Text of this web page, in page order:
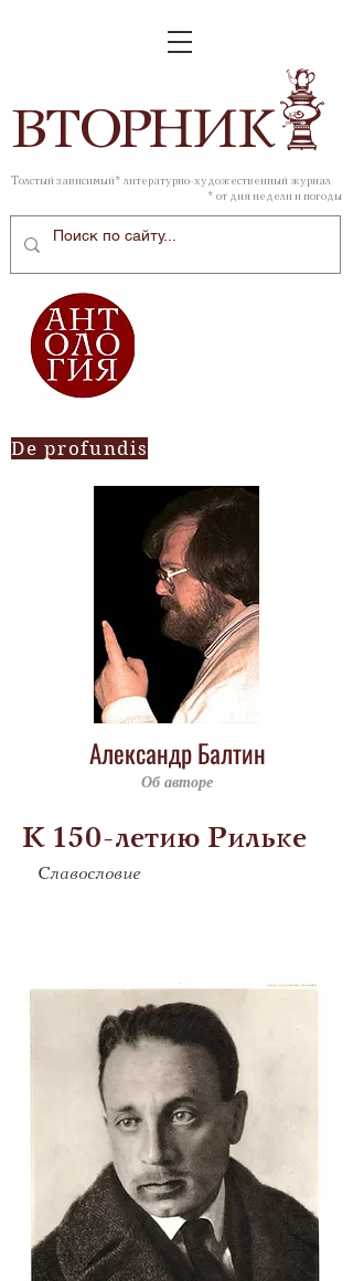
ВТОРНИК
Толстый зависимый* литературно-художественный журнал
* от дня недели и погоды
De profundis
Александр Балтин
Об авторе
К 150-летию Рильке
Славословие